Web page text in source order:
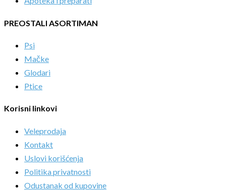
PREOSTALI ASORTIMAN
Psi
Mačke
Glodari
Ptice
Korisni linkovi
Veleprodaja
Kontakt
Uslovi korišćenja
Politika privatnosti
Odustanak od kupovine